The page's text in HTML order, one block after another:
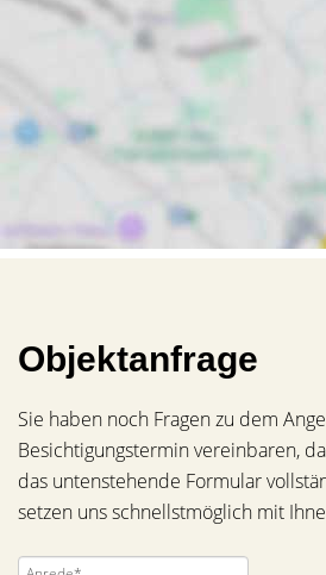
Objektanfrage
Sie haben noch Fragen zu dem
Besichtigungstermin vereinbaren,
das untenstehende Formular
setzen uns schnellstmöglich mit